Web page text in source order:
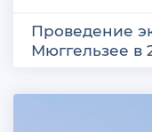
Проведение
Мюггельзее в